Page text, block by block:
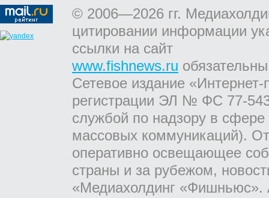
© 2006—2026 гг.
цитировании информации
ссылки на сайт
www.fishnews.ru
Сетевое издание
регистрации ЭЛ № ФС 77-
службой по надзору в
массовых коммуникаций).
оперативно освещающее
страны и за рубежом,
«Медиахолдинг «Фишньюс».